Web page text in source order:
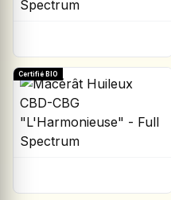
Certifié BIO